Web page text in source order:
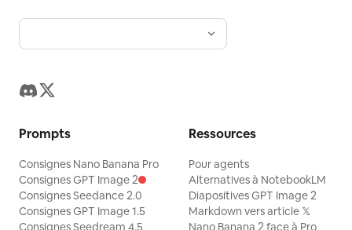
Prompts
Consignes Nano Banana Pro
Consignes GPT Image 2
Consignes Seedance 2.0
Consignes GPT Image 1.5
Consignes Seedream 4.5
Ressources
Pour agents
Alternatives à NotebookLM
Diapositives GPT Image 2
Markdown vers article 𝕏
Nano Banana 2 face à Pro